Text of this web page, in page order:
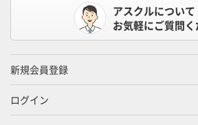
アスクルについて
お気軽にご質問く
新規会員登録
ログイン